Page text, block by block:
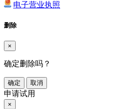
电子营业执照
删除
×
确定删除吗？
确定 取消
申请试用
×